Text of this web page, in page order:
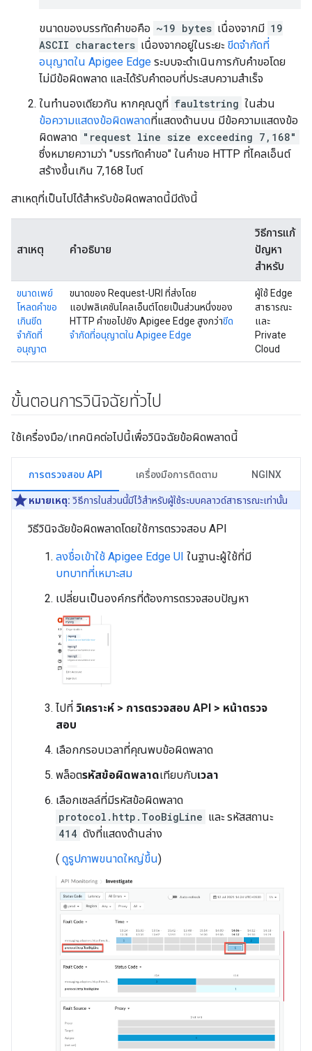
ขนาดของบรรทัดคำขอคือ ~19 bytes เนื่องจากมี 19
ASCII characters เนื่องจากอยู่ในระยะ ขีดจำกัดที่
อนุญาตใน Apigee Edge ระบบจะดำเนินการกับคำขอโดย
ไม่มีข้อผิดพลาด และได้รับคำตอบที่ประสบความสำเร็จ
ในทำนองเดียวกัน หากคุณดูที่ faultstring ในส่วน
ข้อความแสดงข้อผิดพลาดที่แสดงด้านบน มีข้อความแสดงข้อ
ผิดพลาด "request line size exceeding 7,168"
ซึ่งหมายความว่า "บรรทัดคำขอ" ในคำขอ HTTP ที่ไคลเอ็นต์
สร้างขึ้นเกิน 7,168 ไบต์
สาเหตุที่เป็นไปได้สำหรับข้อผิดพลาดนี้มีดังนี้
สาเหตุ คำอธิบาย
วิธีการแก้
ปัญหา
สำหรับ
ขนาดเพย์
โหลดคำขอ
เกินขีด
จำกัดที่
อนุญาต
ขนาดของ Request-URI ที่ส่งโดย
แอปพลิเคชันไคลเอ็นต์โดยเป็นส่วนหนึ่งของ
HTTP คำขอไปยัง Apigee Edge สูงกว่าขีด
จำกัดที่อนุญาตใน Apigee Edge
ผู้ใช้ Edge
สาธารณะ
และ
Private
Cloud
ขั้นตอนการวินิจฉัยทั่วไป
ใช้เครื่องมือ/เทคนิคต่อไปนี้เพื่อวินิจฉัยข้อผิดพลาดนี้
การตรวจสอบ API เครื่องมือการติดตาม NGINX
หมายเหตุ: วิธีการในส่วนนี้มีไว้สำหรับผู้ใช้ระบบคลาวด์สาธารณะเท่านั้น
วิธีวินิจฉัยข้อผิดพลาดโดยใช้การตรวจสอบ API
ลงชื่อเข้าใช้ Apigee Edge UI ในฐานะผู้ใช้ที่มี
บทบาทที่เหมาะสม
เปลี่ยนเป็นองค์กรที่ต้องการตรวจสอบปัญหา
ไปที่ วิเคราะห์ > การตรวจสอบ API > หน้าตรวจ
สอบ
เลือกกรอบเวลาที่คุณพบข้อผิดพลาด
พล็อตรหัสข้อผิดพลาดเทียบกับเวลา
เลือกเซลล์ที่มีรหัสข้อผิดพลาด
protocol.http.TooBigLine และ รหัสสถานะ
414 ดังที่แสดงด้านล่าง
( ดูรูปภาพขนาดใหญ่ขึ้น)